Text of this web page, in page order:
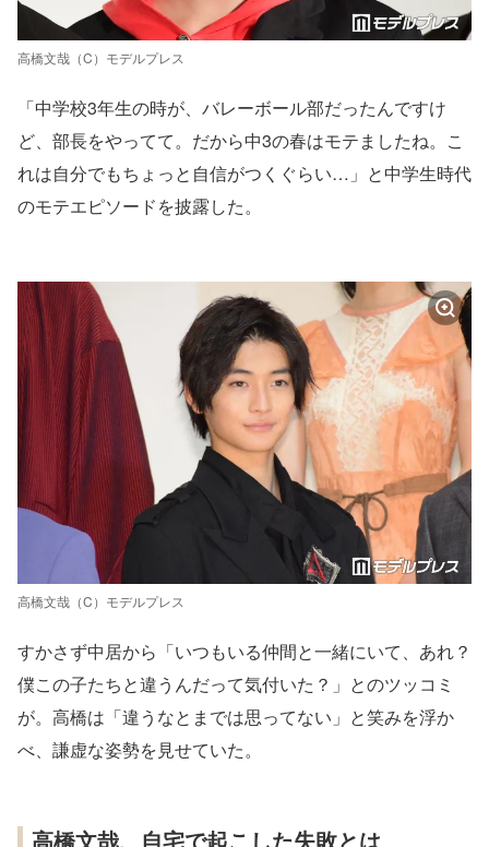
高橋文哉（C）モデルプレス
「中学校3年生の時が、バレーボール部だったんですけ
ど、部長をやってて。だから中3の春はモテましたね。こ
れは自分でもちょっと自信がつくぐらい…」と中学生時代
のモテエピソードを披露した。
高橋文哉（C）モデルプレス
すかさず中居から「いつもいる仲間と一緒にいて、あれ？
僕この子たちと違うんだって気付いた？」とのツッコミ
が。高橋は「違うなとまでは思ってない」と笑みを浮か
べ、謙虚な姿勢を見せていた。
高橋文哉、自宅で起こした失敗とは